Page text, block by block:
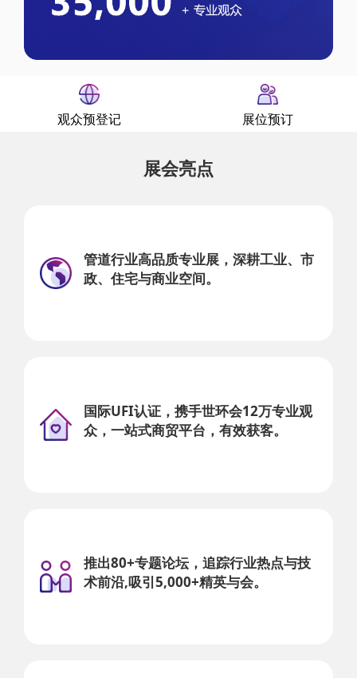
观众预登记 展位预订
展会亮点
管道行业高品质专业展，深耕工业、市
政、住宅与商业空间。
国际UFI认证，携手世环会12万专业观
众，一站式商贸平台，有效获客。
推出80+专题论坛，追踪行业热点与技
术前沿,吸引5,000+精英与会。